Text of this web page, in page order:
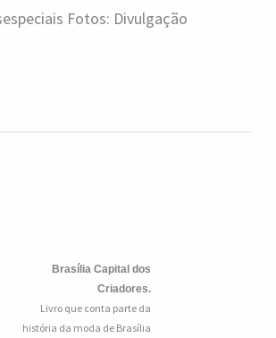
Fotos: Divulgação
Brasília Capital dos
Criadores.
Livro que conta parte da
história da moda de Brasília